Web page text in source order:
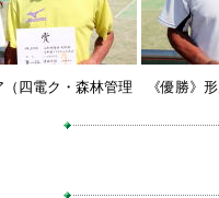
（四電ク・森林管理
《優勝》